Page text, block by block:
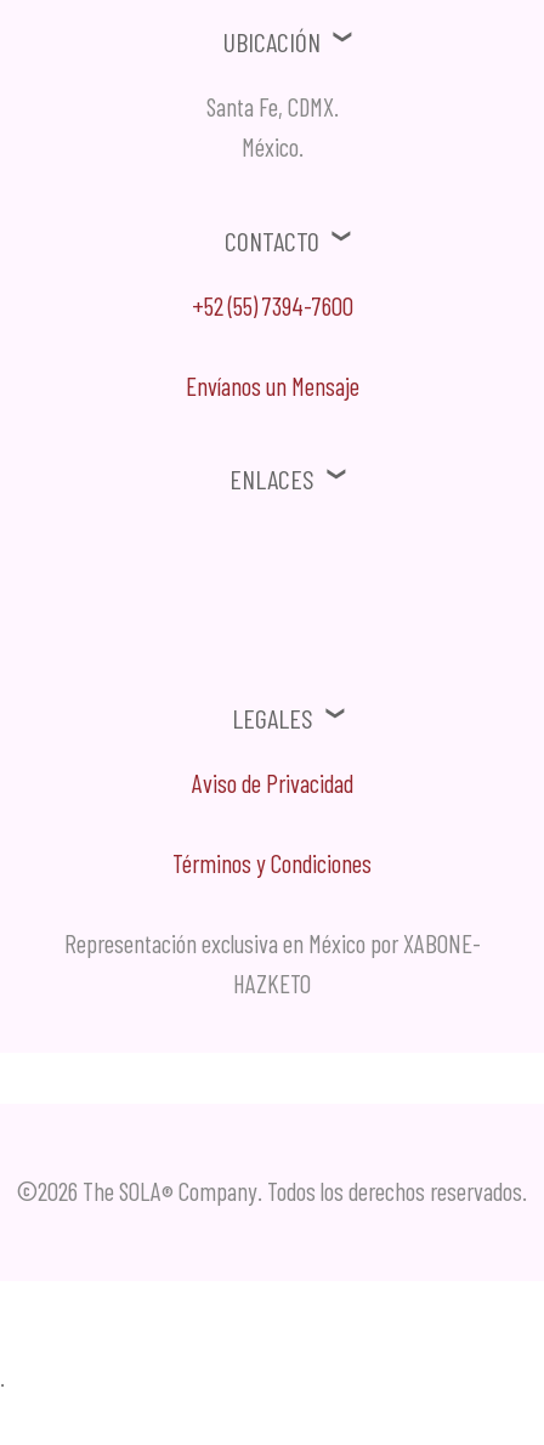
Ubicación
Santa Fe, CDMX.
México.
Contacto
+52 (55) 7394-7600
Envíanos un Mensaje
Enlaces
Legales
Aviso de Privacidad
Términos y Condiciones
Representación exclusiva en México por XABONE-
HAZKETO
©2026 The SOLA® Company. Todos los derechos reservados.
.